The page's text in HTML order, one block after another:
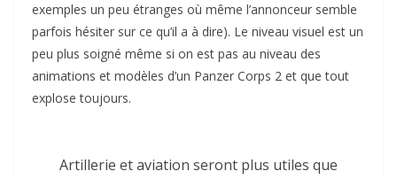
exemples un peu étranges où même l’annonceur semble
parfois hésiter sur ce qu’il a à dire). Le niveau visuel est un
peu plus soigné même si on est pas au niveau des
animations et modèles d’un Panzer Corps 2 et que tout
explose toujours.
Artillerie et aviation seront plus utiles que